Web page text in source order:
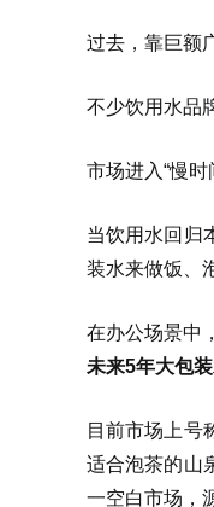
过去，靠巨额
不少饮用水品
市场进入“慢时
当饮用水回归
装水来做饭、
在办公场景中
未来5年大包
目前市场上号
适合泡茶的山
一空白市场，